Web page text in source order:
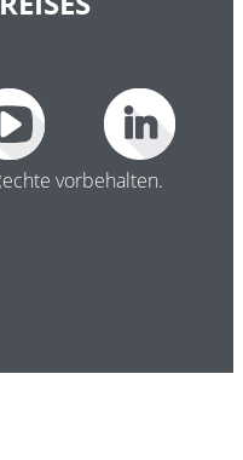
vorbehalten.